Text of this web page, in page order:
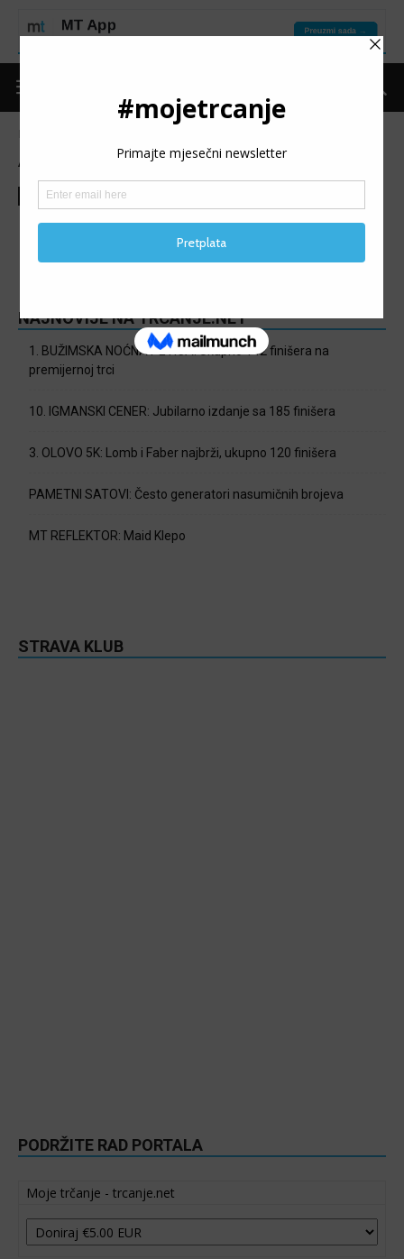
AKTUELNOSTI
Aktuelnosti
Nema postova za prikaz
NAJNOVIJE NA TRCANJE.NET
1. BUŽIMSKA NOĆNA PETICA: Ukupno 142 finišera na
premijernoj trci
10. IGMANSKI CENER: Jubilarno izdanje sa 185 finišera
3. OLOVO 5K: Lomb i Faber najbrži, ukupno 120 finišera
PAMETNI SATOVI: Često generatori nasumičnih brojeva
MT REFLEKTOR: Maid Klepo
STRAVA KLUB
PODRŽITE RAD PORTALA
Moje trčanje - trcanje.net